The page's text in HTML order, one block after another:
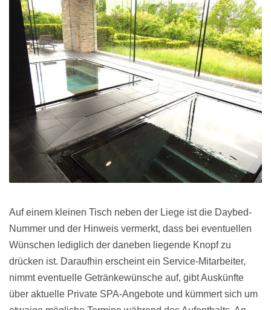
Auf einem kleinen Tisch neben der Liege ist die Daybed-
Nummer und der Hinweis vermerkt, dass bei eventuellen
Wünschen lediglich der daneben liegende Knopf zu
drücken ist. Daraufhin erscheint ein Service-Mitarbeiter,
nimmt eventuelle Getränkewünsche auf, gibt Auskünfte
über aktuelle Private SPA-Angebote und kümmert sich um